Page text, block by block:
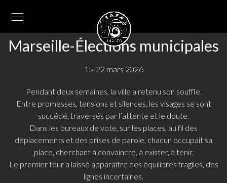
Marseille-Élections municipales
15-22 mars 2026
Pendant deux semaines, la ville a retenu son souffle.
Entre promesses, tensions et silences, les visages se sont
succédé, traversés par l’attente et le doute.
Dans les bureaux de vote, sur les places, au fil des
déplacements et des prises de parole, chacun occupait sa
place, cherchant à convaincre, à exister, à tenir.
Le premier tour a laissé apparaître des équilibres fragiles, des
lignes incertaines.